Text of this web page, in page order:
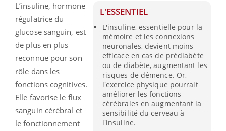
L'ESSENTIEL
L'insuline, essentielle pour la
mémoire et les connexions
neuronales, devient moins
efficace en cas de prédiabète
ou de diabète, augmentant les
risques de démence. Or,
l'exercice physique pourrait
améliorer les fonctions
cérébrales en augmentant la
sensibilité du cerveau à
l'insuline.
L’insuline, hormone
régulatrice du
glucose sanguin, est
de plus en plus
reconnue pour son
rôle dans les
fonctions cognitives.
Elle favorise le flux
sanguin cérébral et
le fonctionnement